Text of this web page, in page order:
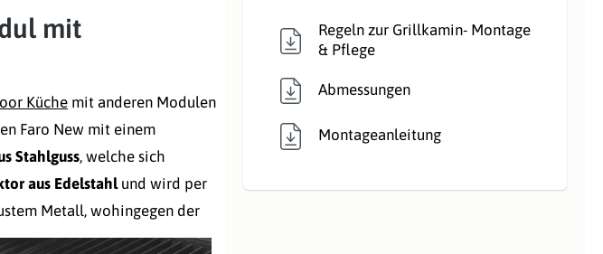
mit
Küche mit anderen Modulen
Faro New mit einem
Stahlguss, welche sich
aus Edelstahlund wird per
Metall, wohingegen der
Regeln zur Grillkamin- Montage
& Pflege
Abmessungen
Montageanleitung